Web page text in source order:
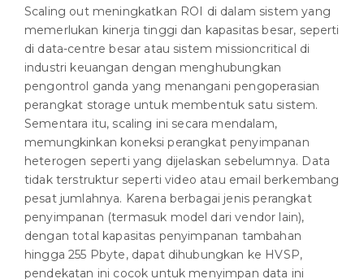
Scaling out meningkatkan ROI di dalam sistem yang
memerlukan kinerja tinggi dan kapasitas besar, seperti
di data-centre besar atau sistem missioncritical di
industri keuangan dengan menghubungkan
pengontrol ganda yang menangani pengoperasian
perangkat storage untuk membentuk satu sistem.
Sementara itu, scaling ini secara mendalam,
memungkinkan koneksi perangkat penyimpanan
heterogen seperti yang dijelaskan sebelumnya. Data
tidak terstruktur seperti video atau email berkembang
pesat jumlahnya. Karena berbagai jenis perangkat
penyimpanan (termasuk model dari vendor lain),
dengan total kapasitas penyimpanan tambahan
hingga 255 Pbyte, dapat dihubungkan ke HVSP,
pendekatan ini cocok untuk menyimpan data ini